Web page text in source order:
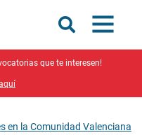
que te interesen!
en la Comunidad Valenciana